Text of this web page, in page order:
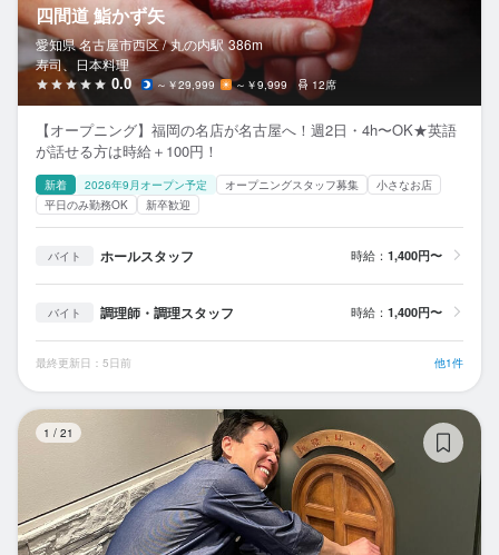
四間道 鮨かず矢
愛知県 名古屋市西区 / 丸の内駅 386m
寿司、日本料理
0.0 ～￥29,999 ～￥9,999 12席
【オープニング】福岡の名店が名古屋へ！週2日・4h〜OK★英語
が話せる方は時給＋100円！
新着 2026年9月オープン予定 オープニングスタッフ募集
小さなお店
平日のみ勤務OK
新卒歓迎
バイト ホールスタッフ 時給： 1,400円〜
バイト 調理師・調理スタッフ 時給： 1,400円〜
最終更新日：5日前 他1件
1 / 21